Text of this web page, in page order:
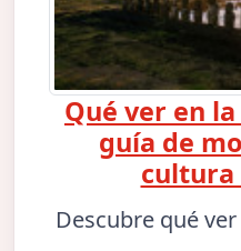
Qué ver en
guía de
cultura
Descubre qué